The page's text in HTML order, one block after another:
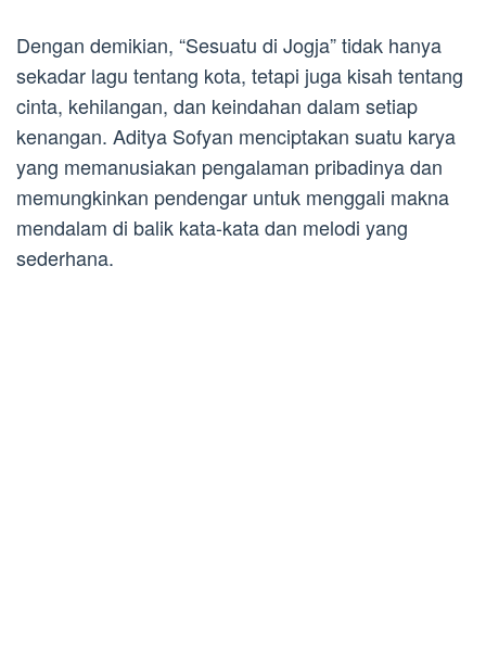
Dengan demikian, “Sesuatu di Jogja” tidak hanya
sekadar lagu tentang kota, tetapi juga kisah tentang
cinta, kehilangan, dan keindahan dalam setiap
kenangan. Aditya Sofyan menciptakan suatu karya
yang memanusiakan pengalaman pribadinya dan
memungkinkan pendengar untuk menggali makna
mendalam di balik kata-kata dan melodi yang
sederhana.